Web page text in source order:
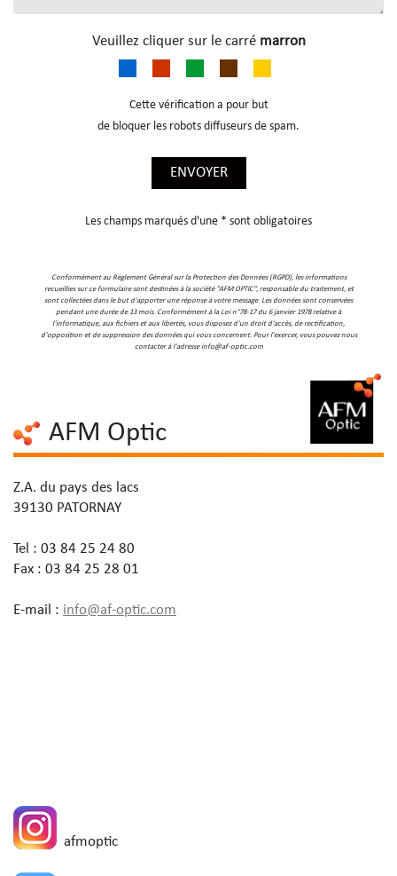
Veuillez cliquer sur le carré marron
Cette vérification a pour but
de bloquer les robots diffuseurs de spam.
ENVOYER
Les champs marqués d'une * sont obligatoires
Conformément au Règlement Général sur la Protection des Données (RGPD), les informations
recueillies sur ce formulaire sont destinées à la société "AFM OPTIC", responsable du traitement, et
sont collectées dans le but d'apporter une réponse à votre message. Les données sont conservées
pendant une durée de 13 mois. Conformément à la Loi n°78-17 du 6 janvier 1978 relative à
l'informatique, aux fichiers et aux libertés, vous disposez d'un droit d'accès, de rectification,
d'opposition et de suppression des données qui vous concernent. Pour l'exercer, vous pouvez nous
contacter à l'adresse info@af-optic.com
AFM Optic
Z.A. du pays des lacs
39130 PATORNAY
Tel : 03 84 25 24 80
Fax : 03 84 25 28 01
E-mail : info@af-optic.com
afmoptic